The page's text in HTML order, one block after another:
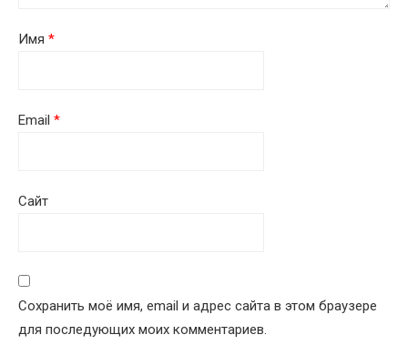
Имя *
Email *
Сайт
Сохранить моё имя, email и адрес сайта в этом браузере
для последующих моих комментариев.